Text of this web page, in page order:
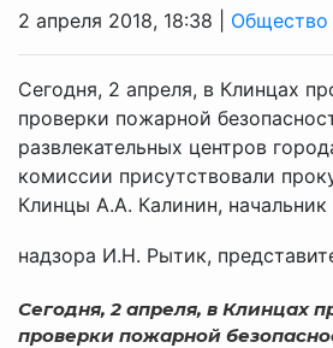
2 апреля 2018, 18:38 | Общество
Сегодня, 2 апреля, в Клинцах
проверки пожарной
развлекательных центров
комиссии присутствовали
Клинцы А.А. Калинин,
надзора И.Н. Рытик,
Сегодня, 2 апреля, в Клинцах
проверки пожарной